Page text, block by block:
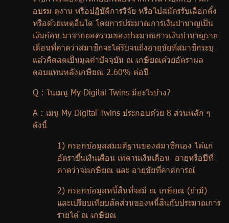
อบรม ดูงาน หรือปฏิบัติการวิจัย หรือไปสมัครรับเลือกตั้ง
หรือด้วยเหตุอื่นใด โดยการประมาณการเงินบำนาญเป็น
เงินก้อน มาจากยอดรวมของประมาณการเงินบำนาญราย
เดือนที่คาดว่าสมาชิกจะได้รับจนถึงอายุขัยที่สมาชิกระบุ
แล้วคิดลดเป็นมูลค่าปัจจุบัน ณ เกษียณด้วยอัตราผล
ตอบแทนหลังเกษียณ 2.60% ต่อปี
Q : ในเมนู My Digital Twins มีอะไรบ้าง?
A : เมนู My Digital Twins ประกอบด้วย 8 ส่วนหลัก ๆ
ดังนี้
1) กรอกข้อมูลสมมติฐานของสมาชิกเอง ได้แก่
อัตราขึ้นเงินเดือน เพดานเงินเดือน อายุหรือปีที่
คาดว่าจะเกษียณ และ อายุขัยที่คาดการณ์
2) กรอกข้อมูลหนี้สินที่จะมี ณ เกษียณ (ถ้ามี)
และเปรียบเทียบสัดส่วนของหนี้สินกับประมาณการ
รายได้ ณ เกษียณ